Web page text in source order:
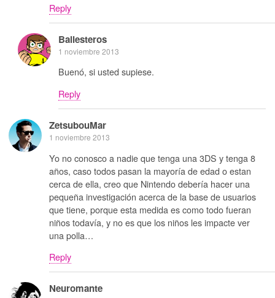
Reply
Ballesteros
1 noviembre 2013
Buenó, si usted supiese.
Reply
ZetsubouMar
1 noviembre 2013
Yo no conosco a nadie que tenga una 3DS y tenga 8
años, caso todos pasan la mayoría de edad o estan
cerca de ella, creo que Nintendo debería hacer una
pequeña investigación acerca de la base de usuarios
que tiene, porque esta medida es como todo fueran
niños todavía, y no es que los niños les impacte ver
una polla…
Reply
Neuromante